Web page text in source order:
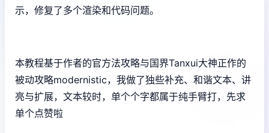
示，修复了多个渲染和代码问题。
本教程基于作者的官方法攻略与国界Tanxui大神正作的
被动攻略modernistic，我做了独些补充、和谐文本、讲
亮与扩展，文本较时，单个个字都属于纯手臂打，先求
单个点赞啦